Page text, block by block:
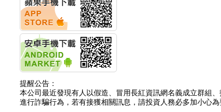
碩通散熱股份有限公司
公告董事會通過發言人
及代理發
華旭先進:代重要子公司
碩通散熱股份有限公司
公告董事會決議發行員
工認股權
華旭先進:代重要子公司
碩通散熱股份有限公司
公告董事會追認113年
向關係
華旭先進:代重要子公司
提醒公告：
本公司最近發現有人以假造、冒用長紅資訊網名義成立群組
進行詐騙行為，若有接獲相關訊息，請投資人務必多加小心